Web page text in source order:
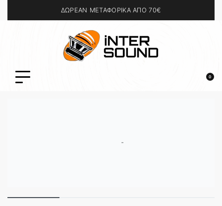
ΔΩΡΕΑΝ ΜΕΤΑΦΟΡΙΚΑ ΑΠΟ 70€
0